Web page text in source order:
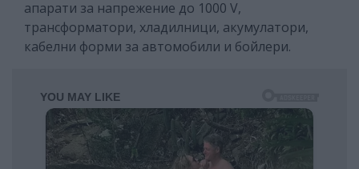
апарати за напрежение до 1000 V,
трансформатори, хладилници, акумулатори,
кабелни форми за автомобили и бойлери.